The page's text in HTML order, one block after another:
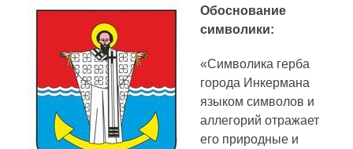
Обоснование
символики:
«Символика герба
города Инкермана
языком символов и
аллегорий отражает
его природные и